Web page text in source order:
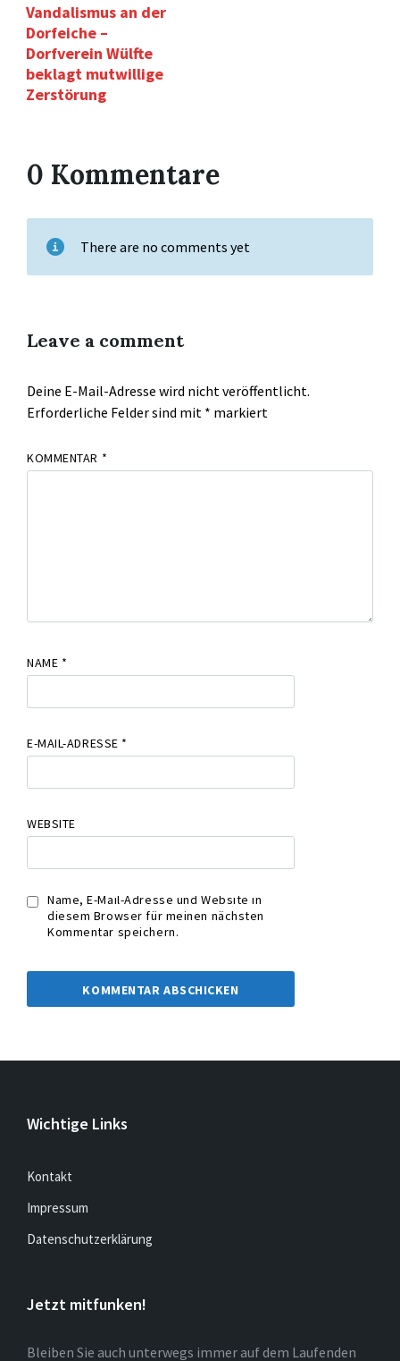
Vandalismus an der
Dorfeiche –
Dorfverein Wülfte
beklagt mutwillige
Zerstörung
0 Kommentare
There are no comments yet
Leave a comment
Deine E-Mail-Adresse wird nicht veröffentlicht.
Erforderliche Felder sind mit * markiert
KOMMENTAR *
NAME *
E-MAIL-ADRESSE *
WEBSITE
Name, E-Mail-Adresse und Website in
diesem Browser für meinen nächsten
Kommentar speichern.
Wichtige Links
Kontakt
Impressum
Datenschutzerklärung
Jetzt mitfunken!
Bleiben Sie auch unterwegs immer auf dem Laufenden